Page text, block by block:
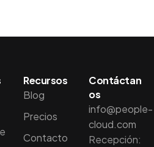
Recursos
Blog
Precios
Contacto
Contáctan
os
info@people-
cloud.com
Recepción: